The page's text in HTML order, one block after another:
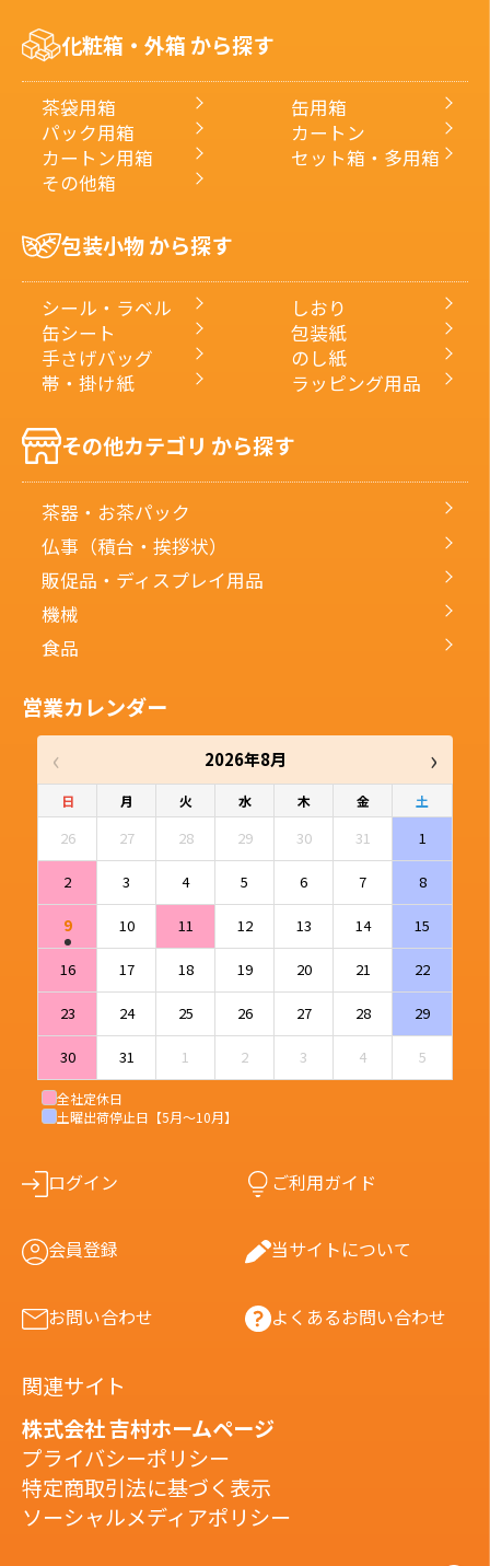
探
す
化粧箱・外箱 から探す
茶袋用箱
缶用箱
パック用箱
カートン
カートン用箱
セット箱・多用箱
その他箱
包装小物 から探す
シール・ラベル
しおり
缶シート
包装紙
手さげバッグ
のし紙
帯・掛け紙
ラッピング用品
その他カテゴリ から探す
茶器・お茶パック
仏事（積台・挨拶状）
販促品・ディスプレイ用品
機械
食品
営業カレンダー
‹ 2026年8月 ›
日 月 火 水 木 金 土
26 27 28 29 30 31 1
2 3 4 5 6 7 8
9 10 11 12 13 14 15
16 17 18 19 20 21 22
23 24 25 26 27 28 29
30 31 1 2 3 4 5
全社定休日
土曜出荷停止日【5月〜10月】
関連サイト
株式会社 吉村ホームページ
プライバシーポリシー
特定商取引法に基づく表示
ソーシャルメディアポリシー
ログイン ご利用ガイド
会員登録 当サイトについて
お問い合わせ よくあるお問い合わせ